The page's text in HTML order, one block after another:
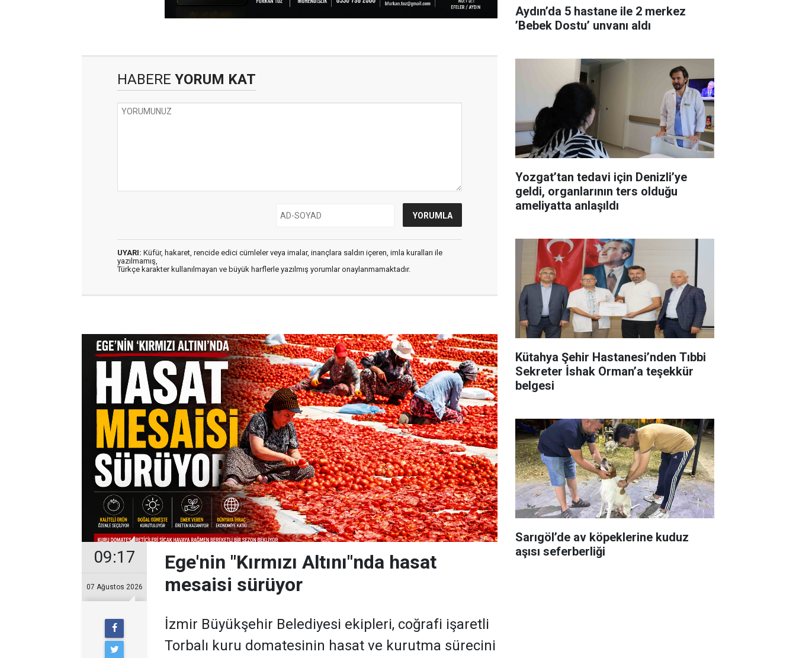
HABERE YORUM KAT
UYARI: Küfür, hakaret, rencide edici cümleler veya imalar, inançlara saldırı içeren, imla kuralları ile
yazılmamış,
Türkçe karakter kullanılmayan ve büyük harflerle yazılmış yorumlar onaylanmamaktadır.
09:17
07 Ağustos 2026
Ege'nin "Kırmızı Altını"nda hasat
mesaisi sürüyor
İzmir Büyükşehir Belediyesi ekipleri, coğrafi işaretli
Torbalı kuru domatesinin hasat ve kurutma sürecini
Aydın’da 5 hastane ile 2 merkez
’Bebek Dostu’ unvanı aldı
Yozgat’tan tedavi için Denizli’ye
geldi, organlarının ters olduğu
ameliyatta anlaşıldı
Kütahya Şehir Hastanesi’nden Tıbbi
Sekreter İshak Orman’a teşekkür
belgesi
Sarıgöl’de av köpeklerine kuduz
aşısı seferberliği